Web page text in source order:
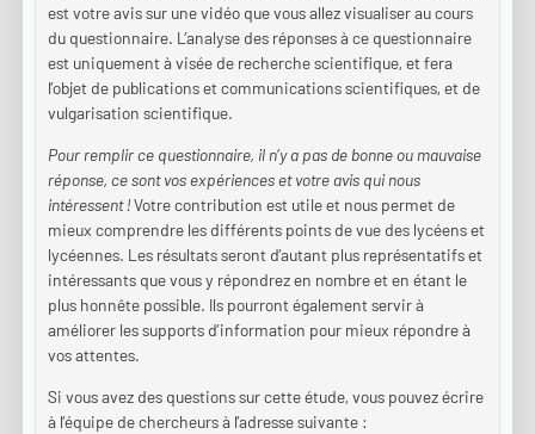
est votre avis sur une vidéo que vous allez visualiser au cours
du questionnaire. L’analyse des réponses à ce questionnaire
est uniquement à visée de recherche scientifique, et fera
l’objet de publications et communications scientifiques, et de
vulgarisation scientifique.
Pour remplir ce questionnaire, il n’y a pas de bonne ou mauvaise
réponse, ce sont vos expériences et votre avis qui nous
intéressent !Votre contribution est utile et nous permet de
mieux comprendre les différents points de vue des lycéens et
lycéennes. Les résultats seront d’autant plus représentatifs et
intéressants que vous y répondrez en nombre et en étant le
plus honnête possible. Ils pourront également servir à
améliorer les supports d’information pour mieux répondre à
vos attentes.
Si vous avez des questions sur cette étude, vous pouvez écrire
à l’équipe de chercheurs à l’adresse suivante :